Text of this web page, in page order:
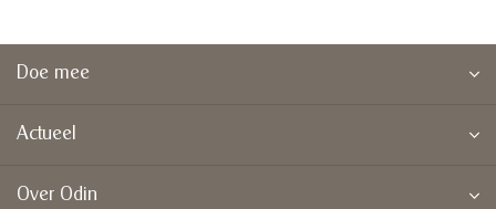
Doe mee
Actueel
Over Odin